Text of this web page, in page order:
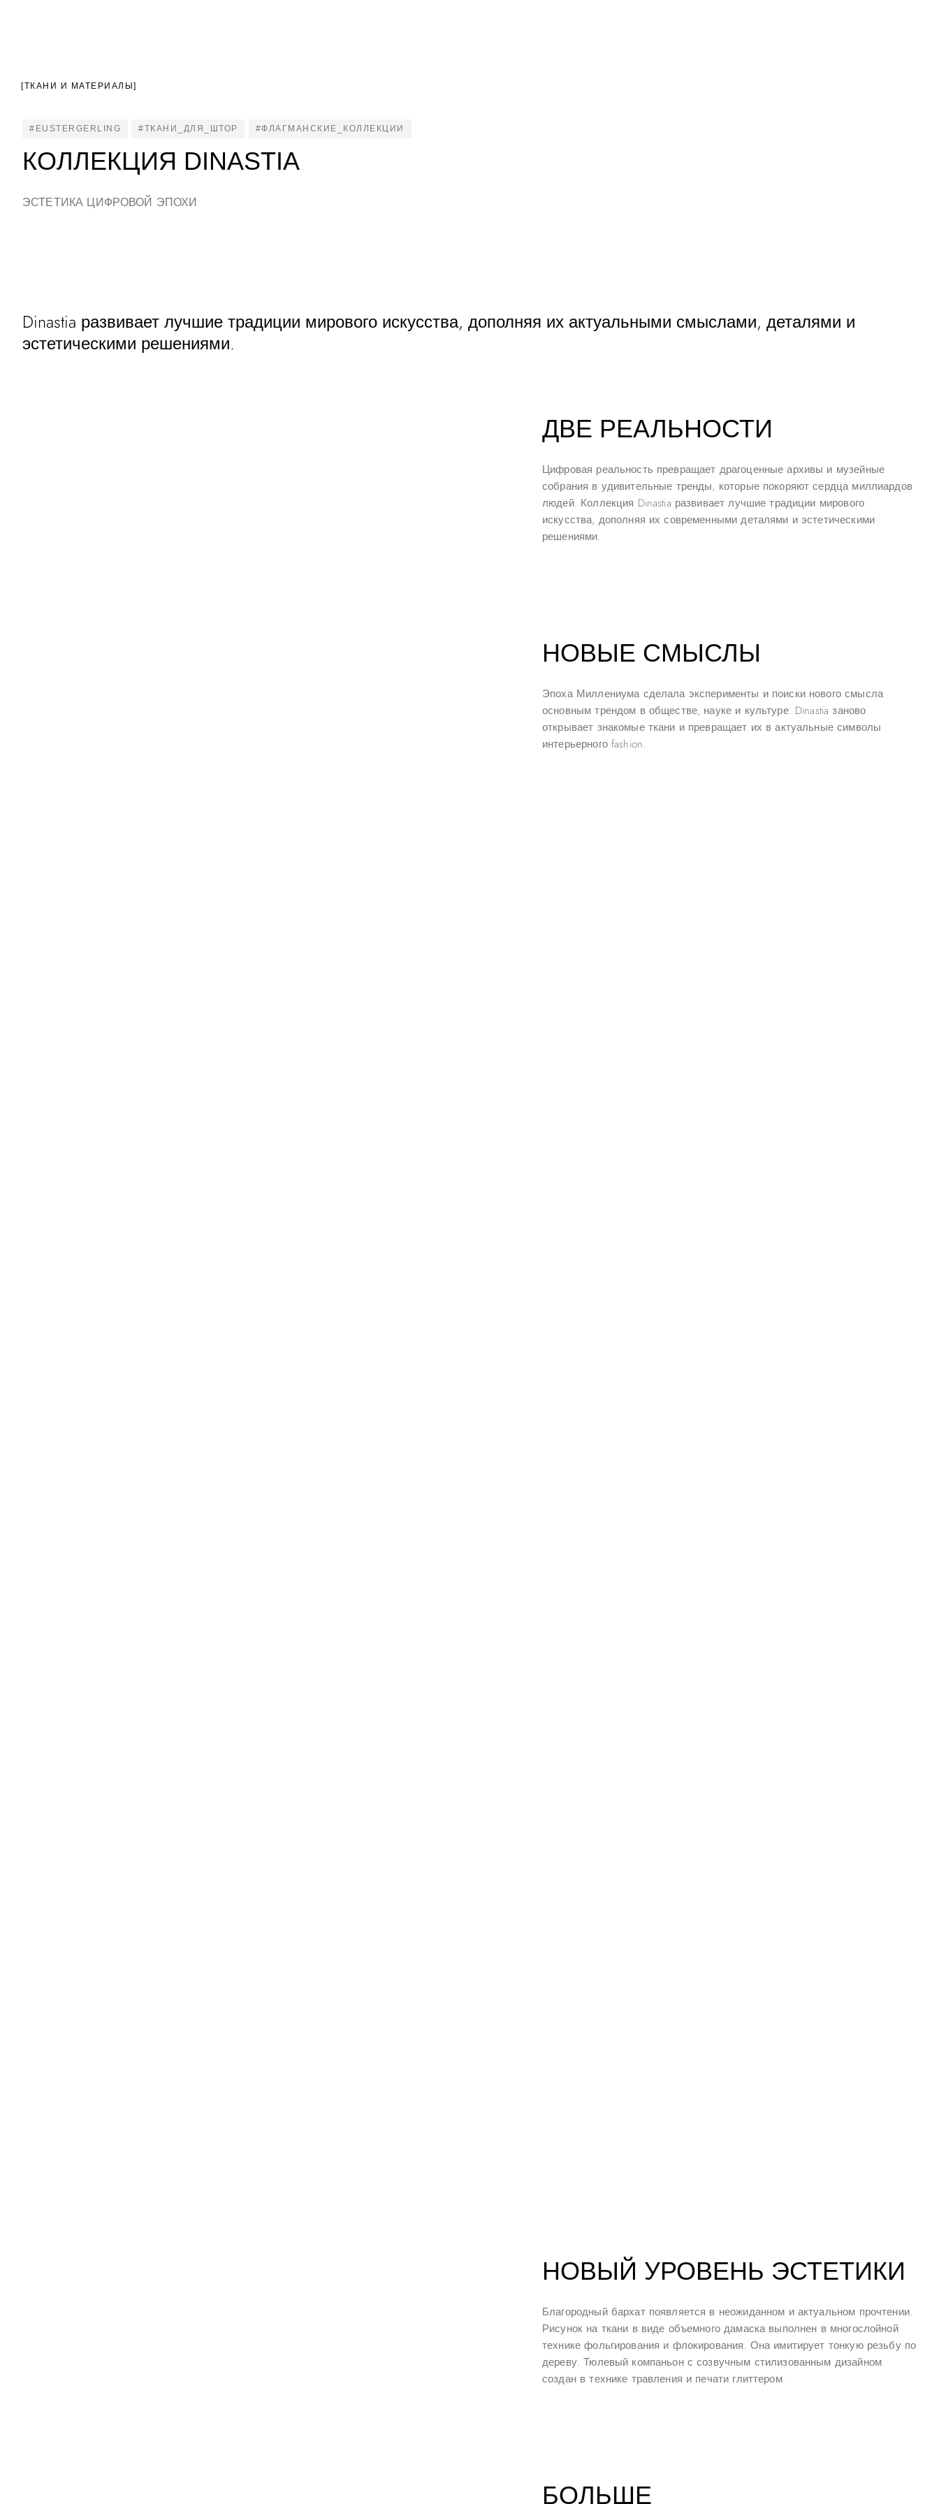
[ТКАНИ И МАТЕРИАЛЫ]
#EUSTERGERLING #ТКАНИ_ДЛЯ_ШТОР #ФЛАГМАНСКИЕ_КОЛЛЕКЦИИ
КОЛЛЕКЦИЯ DINASTIA
ЭСТЕТИКА ЦИФРОВОЙ ЭПОХИ
Dinastia развивает лучшие традиции мирового искусства, дополняя их актуальными смыслами, деталями и
эстетическими решениями.
ДВЕ РЕАЛЬНОСТИ
Цифровая реальность превращает драгоценные архивы и музейные
собрания в удивительные тренды, которые покоряют сердца миллиардов
людей. Коллекция Dinastia развивает лучшие традиции мирового
искусства, дополняя их современными деталями и эстетическими
решениями.
НОВЫЕ СМЫСЛЫ
Эпоха Миллениума сделала эксперименты и поиски нового смысла
основным трендом в обществе, науке и культуре. Dinastia заново
открывает знакомые ткани и превращает их в актуальные символы
интерьерного fashion.
НОВЫЙ УРОВЕНЬ ЭСТЕТИКИ
Благородный бархат появляется в неожиданном и актуальном прочтении.
Рисунок на ткани в виде объемного дамаска выполнен в многослойной
технике фольгирования и флокирования. Она имитирует тонкую резьбу по
дереву. Тюлевый компаньон с созвучным стилизованным дизайном
создан в технике травления и печати глиттером.
БОЛЬШЕ